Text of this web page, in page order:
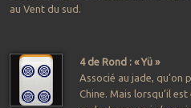
au Vent du sud.
4 de Rond : « Yü »
Associé au jade, qu’on
Chine. Mais lorsqu’il